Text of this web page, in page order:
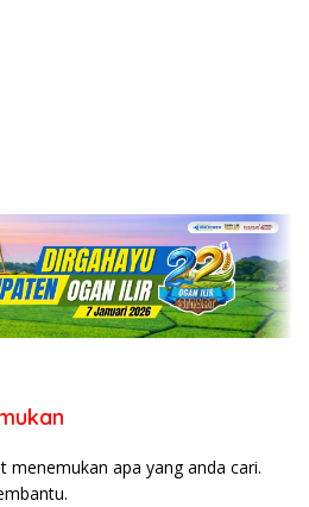
menemukan apa yang anda cari.